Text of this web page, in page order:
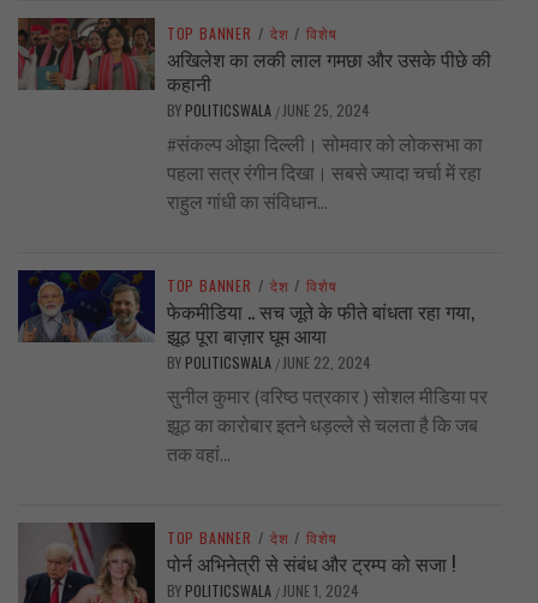
TOP BANNER / देश / विशेष
अखिलेश का लकी लाल गमछा और उसके पीछे की
कहानी
BY POLITICSWALA / JUNE 25, 2024
#संकल्प ओझा दिल्ली। सोमवार को लोकसभा का
पहला सत्र रंगीन दिखा। सबसे ज्यादा चर्चा में रहा
राहुल गांधी का संविधान...
TOP BANNER / देश / विशेष
फेकमीडिया .. सच जूते के फीते बांधता रहा गया,
झूठ पूरा बाज़ार घूम आया
BY POLITICSWALA / JUNE 22, 2024
सुनील कुमार (वरिष्ठ पत्रकार ) सोशल मीडिया पर
झूठ का कारोबार इतने धड़ल्ले से चलता है कि जब
तक वहां...
TOP BANNER / देश / विशेष
पोर्न अभिनेत्री से संबंध और ट्रम्प को सजा !
BY POLITICSWALA / JUNE 1, 2024